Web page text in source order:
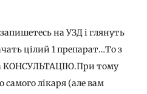
на УЗД і глянуть
цілий 1 препарат…То з
КОНСУЛЬТАЦІЮ.При тому
самого лікаря (але вам